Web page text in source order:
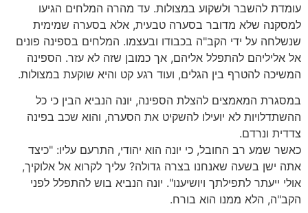
עומדת להשבר ולשקוע במצולות. עד מהרה המלחים הגיעו
למסקנה שלא מדובר בסערה טבעית, אלא בסערה שמימית
שנשלחה על ידי הקב"ה בכבודו ובעצמו. המלחים בספינה פונים
אל אליליהם להתפלל אליהם, אך כמובן שזה לא עזר. הספינה
המשיכה להטרף בין הגלים, ועוד רגע קט והיא שוקעת במצולות.
במסגרת המאמצים להצלת הספינה, יונה הנביא הבין כי כל
ההשתדלויות לא יועילו להשקיט את הסערה, והוא שכב בפינה
צדדית ונרדם.
כאשר שמע רב החובל, כי יונה הוא יהודי, התרעם עליו: "כיצד
אתה ישן בשעה שאנחנו בצרה גדולה? עליך לקרוא אל אלוקיך,
אולי ייעתר לתפילתך ויושיענו". יונה הנביא בוש להתפלל לפני
הקב"ה, הלא ממנו הוא בורח.